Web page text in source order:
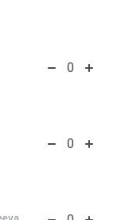
0
0